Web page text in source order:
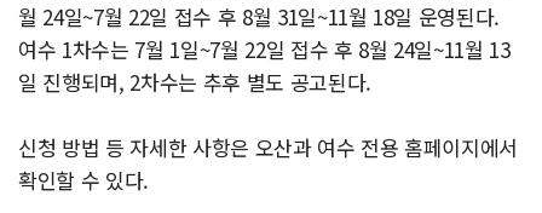
월 24일~7월 22일 접수 후 8월 31일~11월 18일 운영된다.
여수 1차수는 7월 1일~7월 22일 접수 후 8월 24일~11월 13
일 진행되며, 2차수는 추후 별도 공고된다.
신청 방법 등 자세한 사항은 오산과 여수 전용 홈페이지에서
확인할 수 있다.